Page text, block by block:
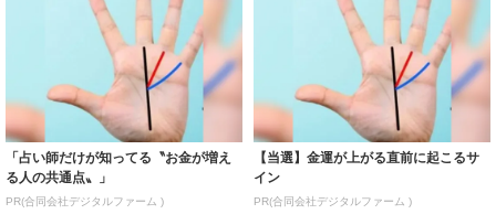
「占い師だけが知ってる〝お金が増え
る人の共通点〟」
PR(合同会社デジタルファーム )
【当選】金運が上がる直前に起こるサ
イン
PR(合同会社デジタルファーム )